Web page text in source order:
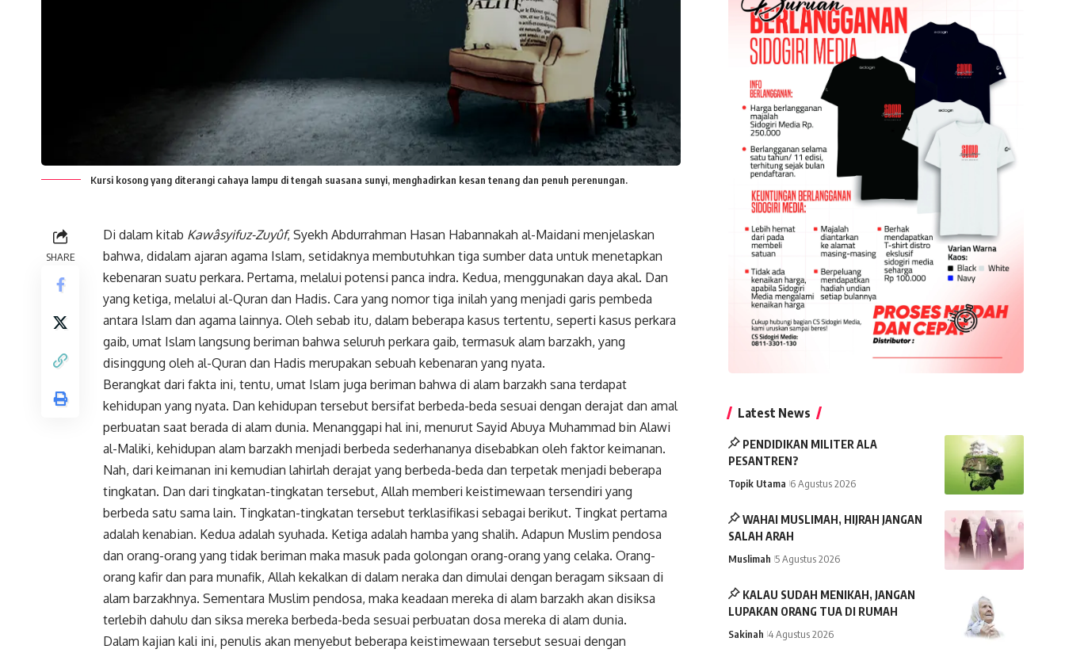
Kursi kosong yang diterangi cahaya lampu di tengah suasana sunyi, menghadirkan kesan tenang dan penuh perenungan.
SHARE
Di dalam kitab Kawâsyifuz-Zuyûf, Syekh Abdurrahman Hasan Habannakah al-Maidani menjelaskan
bahwa, didalam ajaran agama Islam, setidaknya membutuhkan tiga sumber data untuk menetapkan
kebenaran suatu perkara. Pertama, melalui potensi panca indra. Kedua, menggunakan daya akal. Dan
yang ketiga, melalui al-Quran dan Hadis. Cara yang nomor tiga inilah yang menjadi garis pembeda
antara Islam dan agama lainnya. Oleh sebab itu, dalam beberapa kasus tertentu, seperti kasus perkara
gaib, umat Islam langsung beriman bahwa seluruh perkara gaib, termasuk alam barzakh, yang
disinggung oleh al-Quran dan Hadis merupakan sebuah kebenaran yang nyata.
Berangkat dari fakta ini, tentu, umat Islam juga beriman bahwa di alam barzakh sana terdapat
kehidupan yang nyata. Dan kehidupan tersebut bersifat berbeda-beda sesuai dengan derajat dan amal
perbuatan saat berada di alam dunia. Menanggapi hal ini, menurut Sayid Abuya Muhammad bin Alawi
al-Maliki, kehidupan alam barzakh menjadi berbeda sederhananya disebabkan oleh faktor keimanan.
Nah, dari keimanan ini kemudian lahirlah derajat yang berbeda-beda dan terpetak menjadi beberapa
tingkatan. Dan dari tingkatan-tingkatan tersebut, Allah memberi keistimewaan tersendiri yang
berbeda satu sama lain. Tingkatan-tingkatan tersebut terklasifikasi sebagai berikut. Tingkat pertama
adalah kenabian. Kedua adalah syuhada. Ketiga adalah hamba yang shalih. Adapun Muslim pendosa
dan orang-orang yang tidak beriman maka masuk pada golongan orang-orang yang celaka. Orang-
orang kafir dan para munafik, Allah kekalkan di dalam neraka dan dimulai dengan beragam siksaan di
alam barzakhnya. Sementara Muslim pendosa, maka keadaan mereka di alam barzakh akan disiksa
terlebih dahulu dan siksa mereka berbeda-beda sesuai perbuatan dosa mereka di alam dunia.
Dalam kajian kali ini, penulis akan menyebut beberapa keistimewaan tersebut sesuai dengan
Latest News
PENDIDIKAN MILITER ALA
PESANTREN?
Topik Utama 6 Agustus 2026
WAHAI MUSLIMAH, HIJRAH JANGAN
SALAH ARAH
Muslimah 5 Agustus 2026
KALAU SUDAH MENIKAH, JANGAN
LUPAKAN ORANG TUA DI RUMAH
Sakinah 4 Agustus 2026